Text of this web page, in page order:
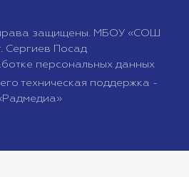
защищены. МБОУ «СОШ
Сергиев Посад
персональных данных
техническая поддержка -